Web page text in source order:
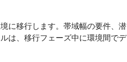
に移行します。帯域幅の要件、潜
は、移行フェーズ中に環境間でデ